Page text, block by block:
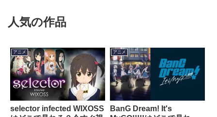
人気の作品
アニメ
selector infected WIXOSS
アニメ
BanG Dream! It's